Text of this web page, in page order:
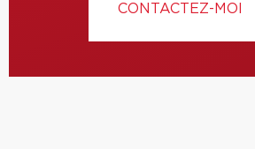
CONTACTEZ-MOI